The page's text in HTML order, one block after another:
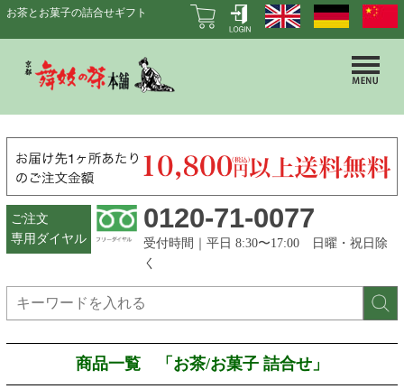
お茶とお菓子の詰合せギフト
ご注文
専用ダイヤル
0120-71-0077
受付時間｜平日 8:30〜17:00 日曜・祝日除
く
商品一覧 「お茶/お菓子 詰合せ」